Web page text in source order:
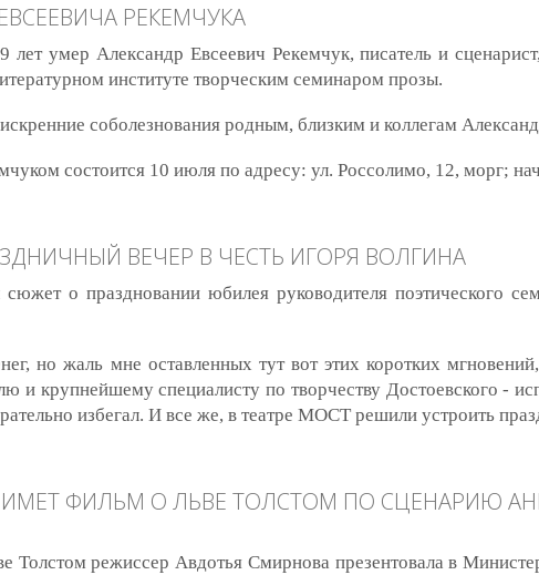
РЕКЕМЧУКА
лет умер Александр Евсеевич Рекемчук, писатель и
институте творческим семинаром прозы.
соболезнования родным, близким и коллегам
состоится 10 июля по адресу: ул. Россолимо, 12, морг;
ВЕЧЕР В ЧЕСТЬ ИГОРЯ ВОЛГИНА
о праздновании юбилея руководителя поэтического
но жаль мне оставленных тут вот этих коротких
и крупнейшему специалисту по творчеству Достоевского -
избегал. И все же, в театре МОСТ решили устроить
ФИЛЬМ О ЛЬВЕ ТОЛСТОМ ПО СЦЕНАРИЮ
Толстом режиссер Авдотья Смирнова презентовала в